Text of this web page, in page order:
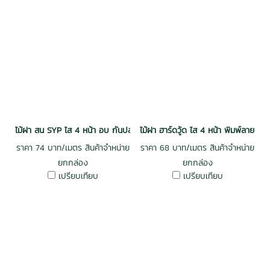
ไม้ฝา สน SYP ไส 4 หน้า อบ กันปลวก H3 เกรดพรีเมี่ยม 0.5x6x3.0
ราคา 74 บาท/เมตร สินค้าจำหน่าย
ยกกล่อง
เปรียบเทียบ
ไม้ฝา ฮาร์ดวู้ด ไส 4 หน้า พิมพ์ลาย อ
ราคา 68 บาท/เมตร สินค้าจำหน่าย
ยกกล่อง
เปรียบเทียบ